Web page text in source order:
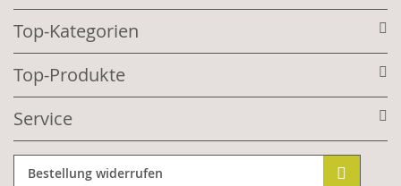
Top-Kategorien
Top-Produkte
Service
Bestellung widerrufen